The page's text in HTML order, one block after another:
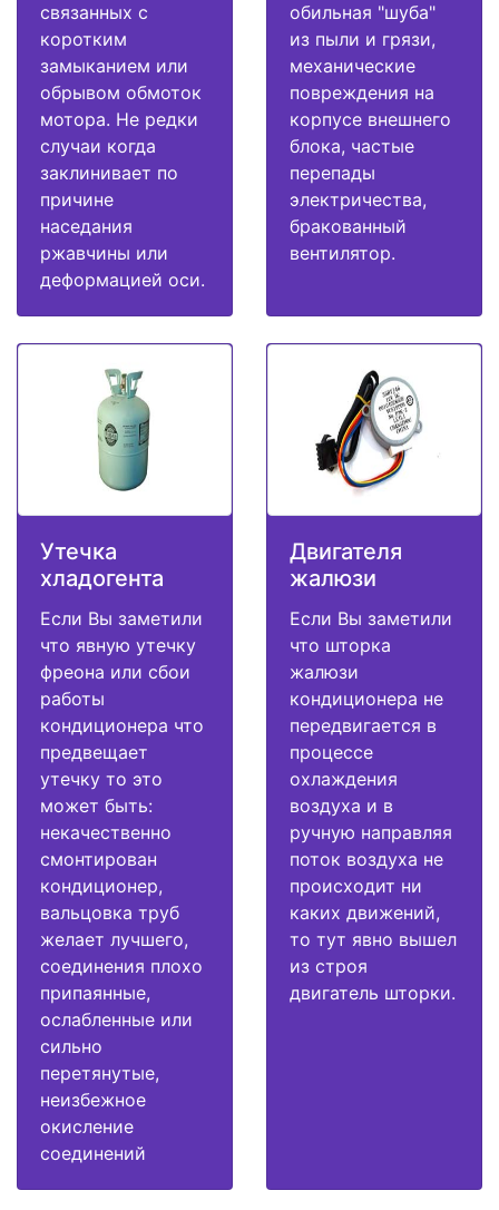
связанных с
коротким
замыканием или
обрывом обмоток
мотора. Не редки
случаи когда
заклинивает по
причине
наседания
ржавчины или
деформацией оси.
обильная "шуба"
из пыли и грязи,
механические
повреждения на
корпусе внешнего
блока, частые
перепады
электричества,
бракованный
вентилятор.
Утечка
хладогента
Если Вы заметили
что явную утечку
фреона или сбои
работы
кондиционера что
предвещает
утечку то это
может быть:
некачественно
смонтирован
кондиционер,
вальцовка труб
желает лучшего,
соединения плохо
припаянные,
ослабленные или
сильно
перетянутые,
неизбежное
окисление
соединений
Двигателя
жалюзи
Если Вы заметили
что шторка
жалюзи
кондиционера не
передвигается в
процессе
охлаждения
воздуха и в
ручную направляя
поток воздуха не
происходит ни
каких движений,
то тут явно вышел
из строя
двигатель шторки.